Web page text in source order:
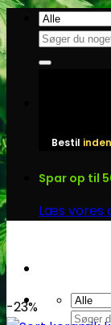
Fortsæt
indhold
Søg
efter:
Bestil
Spar op til
Læs vores
Søg
-23%